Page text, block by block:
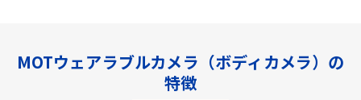
MOTウェアラブルカメラ（ボディカメラ）の
特徴